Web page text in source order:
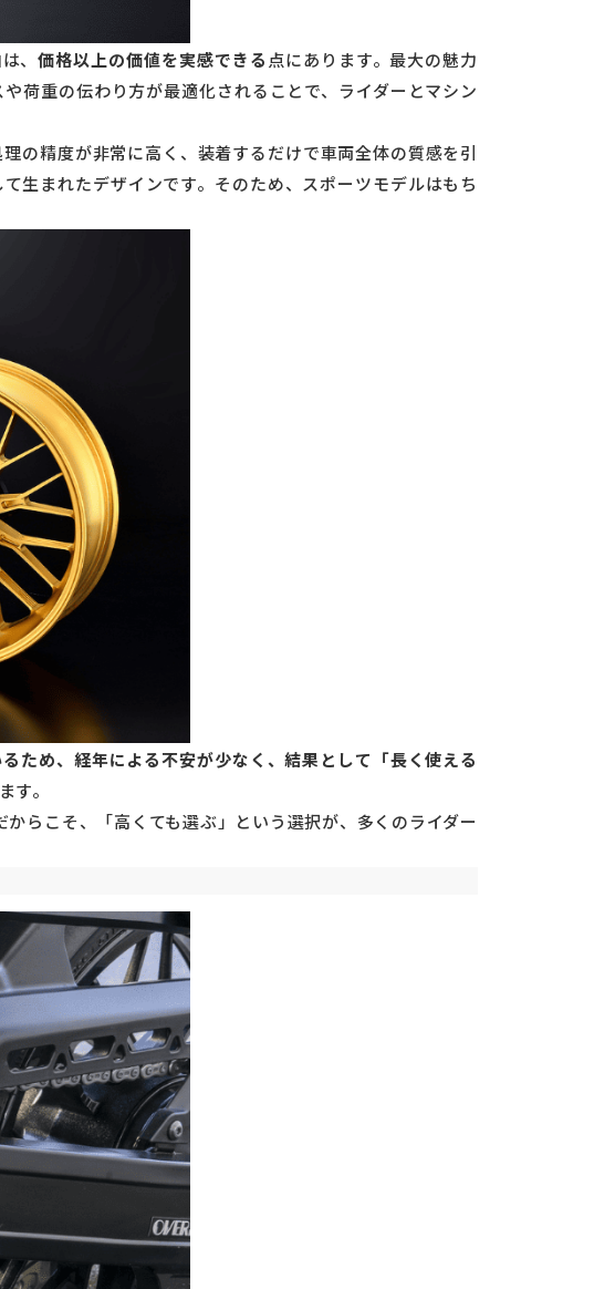
、価格以上の価値を実感できる 点にあります。最大の魅力
荷重の伝わり方が最適化されることで、ライダーとマシン
の精度が非常に高く、装着するだけで車両全体の質感を引
生まれたデザインです。そのため、スポーツモデルはもち
ため、経年による不安が少なく、結果として「長く使える
。
らこそ、「高くても選ぶ」という選択が、多くのライダー